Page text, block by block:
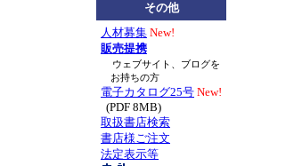
その他
人材募集 New!
販売提携
ウェブサイト、ブログを
お持ちの方
電子カタログ25号 New!
(PDF 8MB)
取扱書店検索
書店様ご注文
法定表示等